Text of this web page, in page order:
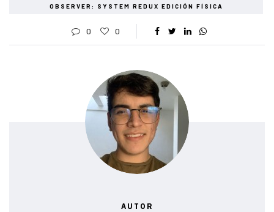
OBSERVER: SYSTEM REDUX EDICIÓN FÍSICA
0 0
AUTOR